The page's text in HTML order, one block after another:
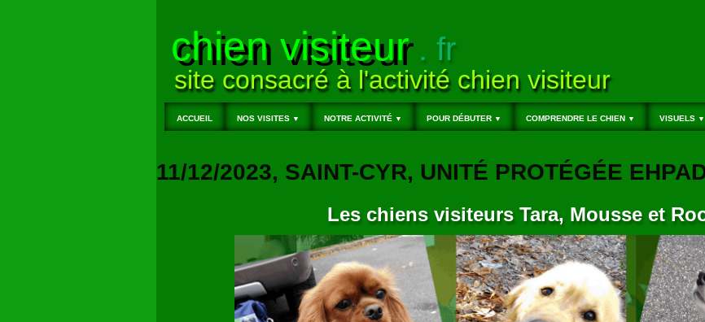
chien visiteur. fr
site consacré à l'activité chien visiteur
ACCUEIL NOS VISITES ▼ NOTRE ACTIVITÉ ▼ POUR DÉBUTER ▼ COMPRENDRE LE CHIEN ▼ VISUELS ▼
11/12/2023, SAINT-CYR, UNITÉ PROTÉGÉE
Les chiens visiteurs Tara, Mousse et